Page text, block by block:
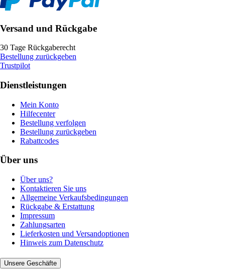
Versand und Rückgabe
30 Tage Rückgaberecht
Bestellung zurückgeben
Trustpilot
Dienstleistungen
Mein Konto
Hilfecenter
Bestellung verfolgen
Bestellung zurückgeben
Rabattcodes
Über uns
Über uns?
Kontaktieren Sie uns
Allgemeine Verkaufsbedingungen
Rückgabe & Erstattung
Impressum
Zahlungsarten
Lieferkosten und Versandoptionen
Hinweis zum Datenschutz
Unsere Geschäfte